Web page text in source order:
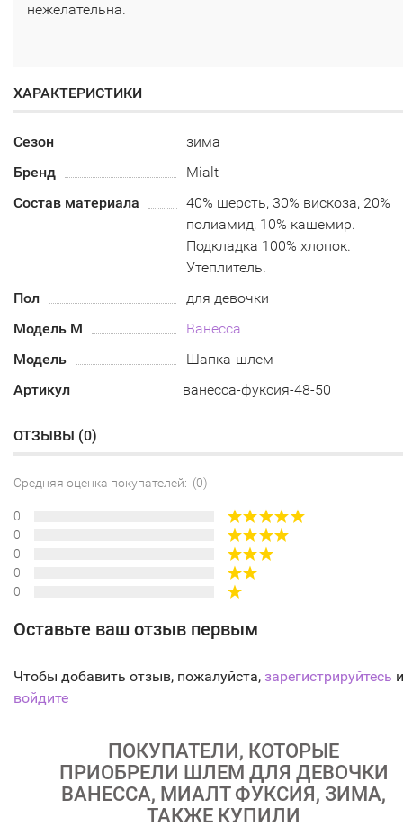
нежелательна.
ХАРАКТЕРИСТИКИ
Сезон
зима
Бренд
Mialt
Состав материала
40% шерсть, 30% вискоза, 20%
полиамид, 10% кашемир.
Подкладка 100% хлопок.
Утеплитель.
Пол
для девочки
Модель М
Ванесса
Модель
Шапка-шлем
Артикул
ванесса-фуксия-48-50
ОТЗЫВЫ (0)
Средняя оценка покупателей: (0)
0
0
0
0
0
Оставьте ваш отзыв первым
Чтобы добавить отзыв, пожалуйста, зарегистрируйтесь
войдите
ПОКУПАТЕЛИ, КОТОРЫЕ
ПРИОБРЕЛИ ШЛЕМ ДЛЯ ДЕВОЧКИ
ВАНЕССА, МИАЛТ ФУКСИЯ, ЗИМА,
ТАКЖЕ КУПИЛИ